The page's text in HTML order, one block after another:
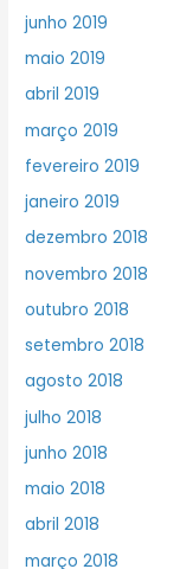
junho 2019
maio 2019
abril 2019
março 2019
fevereiro 2019
janeiro 2019
dezembro 2018
novembro 2018
outubro 2018
setembro 2018
agosto 2018
julho 2018
junho 2018
maio 2018
abril 2018
março 2018